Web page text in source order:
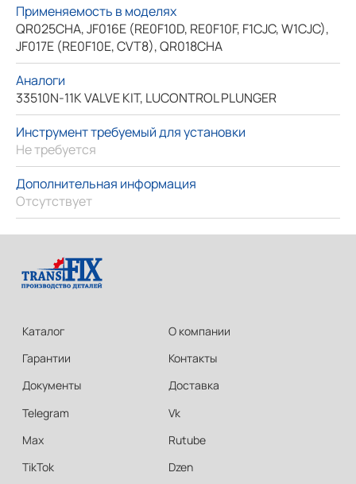
Применяемость в моделях
QR025CHA, JF016E (RE0F10D, RE0F10F, F1CJC, W1CJC),
JF017E (RE0F10E, CVT8), QR018CHA
Аналоги
33510N-11K VALVE KIT, LUCONTROL PLUNGER
Инструмент требуемый для установки
Не требуется
Дополнительная информация
Отсутствует
Каталог
Гарантии
Документы
О компании
Контакты
Доставка
Telegram
Max
TikTok
Vk
Rutube
Dzen